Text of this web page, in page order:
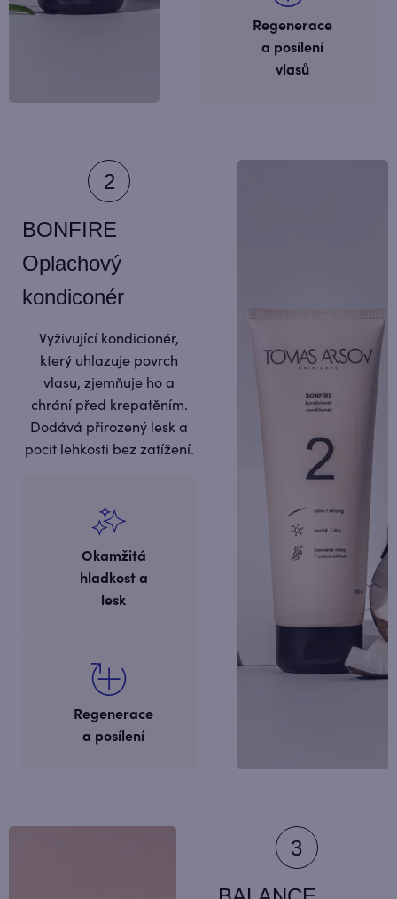
Regenerace
a posílení
vlasů
BONFIRE
Oplachový
kondiconér
Okamžitá
hladkost a
lesk
Regenerace
a posílení
Vyživující kondicionér,
který uhlazuje povrch
vlasu, zjemňuje ho a
chrání před krepatěním.
Dodává přirozený lesk a
pocit lehkosti bez zatížení.